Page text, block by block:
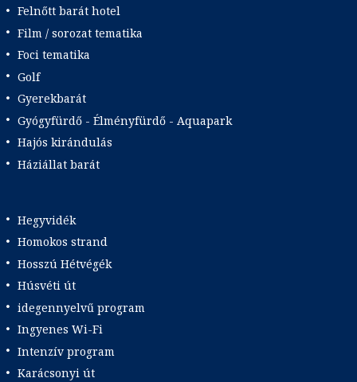
Felnőtt barát hotel
Film / sorozat tematika
Foci tematika
Golf
Gyerekbarát
Gyógyfürdő - Élményfürdő - Aquapark
Hajós kirándulás
Háziállat barát
Hegyvidék
Homokos strand
Hosszú Hétvégék
Húsvéti út
idegennyelvű program
Ingyenes Wi-Fi
Intenzív program
Karácsonyi út